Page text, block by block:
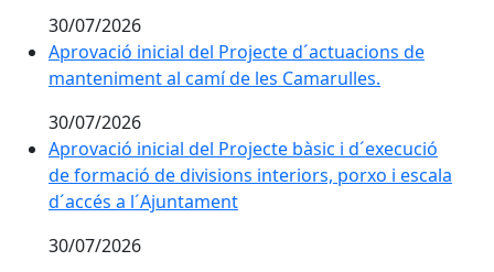
30/07/2026
Aprovació inicial del Projecte d´actuacions de
manteniment al camí de les Camarulles.
30/07/2026
Aprovació inicial del Projecte bàsic i d´execució
de formació de divisions interiors, porxo i escala
d´accés a l´Ajuntament
30/07/2026